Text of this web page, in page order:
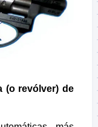
(o revólver) de